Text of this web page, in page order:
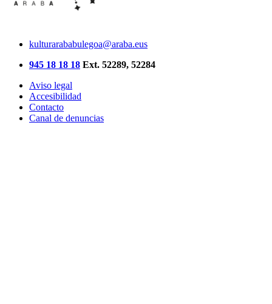
kulturarababulegoa@araba.eus
945 18 18 18 Ext. 52289, 52284
Aviso legal
Accesibilidad
Contacto
Canal de denuncias